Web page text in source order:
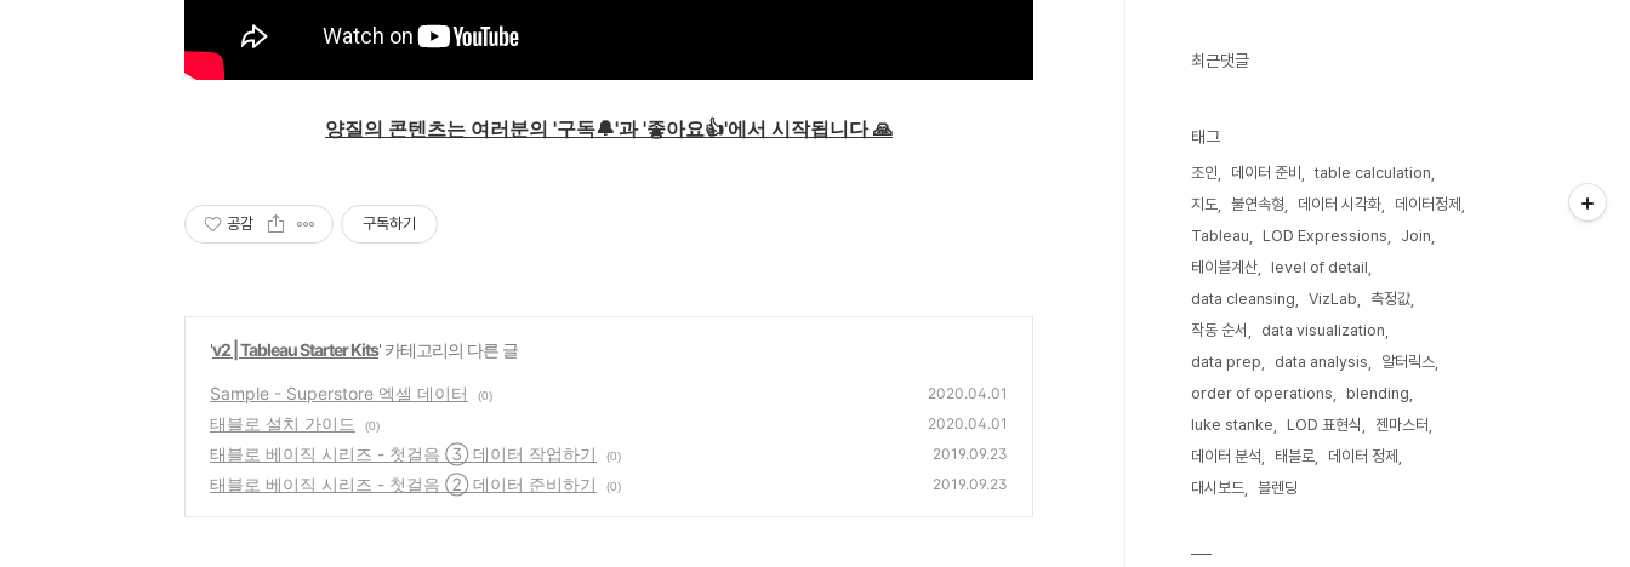
양질의 콘텐츠는 여러분의 '구독🔔'과 '좋아요👍'에서 시작됩니다 🙏
공감 구독하기
'v2 | Tableau Starter Kits' 카테고리의 다른 글
Sample - Superstore 엑셀 데이터 (0) 2020.04.01
태블로 설치 가이드 (0) 2020.04.01
태블로 베이직 시리즈 - 첫걸음 ③ 데이터 작업하기 (0) 2019.09.23
태블로 베이직 시리즈 - 첫걸음 ② 데이터 준비하기 (0) 2019.09.23
최근댓글
태그
조인 데이터 준비
table calculation
지도
불연속형 데이터 시각화
데이터정제
Tableau
LOD Expressions
Join
테이블계산
level of detail
data cleansing
VizLab
측정값
작동 순서
data visualization
data prep
data analysis
알터릭스
order of operations
blending
luke stanke
LOD 표현식
젠마스터
데이터 분석
태블로
데이터 정제
대시보드
블렌딩